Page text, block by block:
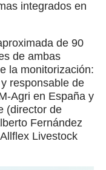
integrados en
de 90
de ambas
la monitorización:
responsable de
Agri en España y
(director de
Fernández
Livestock